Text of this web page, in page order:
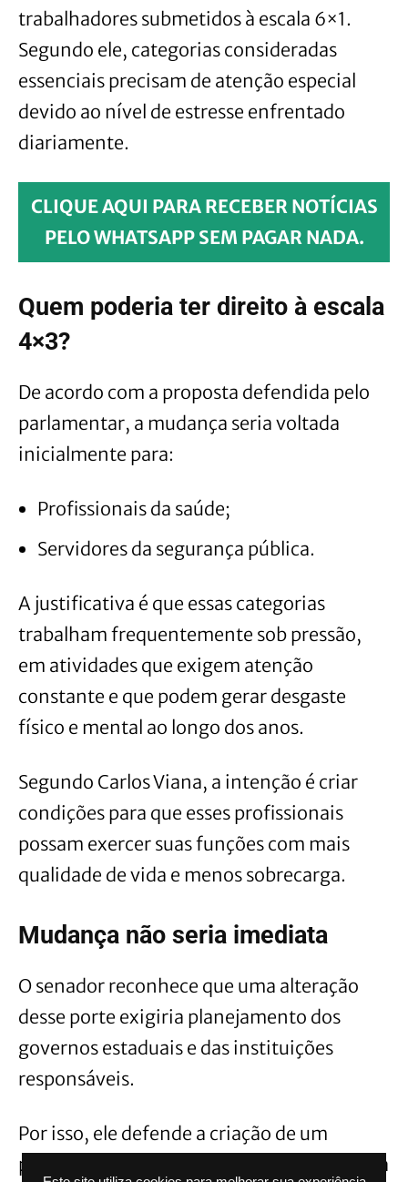
trabalhadores submetidos à escala 6×1.
Segundo ele, categorias consideradas
essenciais precisam de atenção especial
devido ao nível de estresse enfrentado
diariamente.
CLIQUE AQUI PARA RECEBER NOTÍCIAS
PELO WHATSAPP SEM PAGAR NADA.
Quem poderia ter direito à escala
4×3?
De acordo com a proposta defendida pelo
parlamentar, a mudança seria voltada
inicialmente para:
Profissionais da saúde;
Servidores da segurança pública.
A justificativa é que essas categorias
trabalham frequentemente sob pressão,
em atividades que exigem atenção
constante e que podem gerar desgaste
físico e mental ao longo dos anos.
Segundo Carlos Viana, a intenção é criar
condições para que esses profissionais
possam exercer suas funções com mais
qualidade de vida e menos sobrecarga.
Mudança não seria imediata
O senador reconhece que uma alteração
desse porte exigiria planejamento dos
governos estaduais e das instituições
responsáveis.
Por isso, ele defende a criação de um
período de adaptação, que poderia chegar a